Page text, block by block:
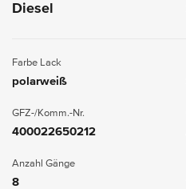
Diesel
Farbe Lack
polarweiß
GFZ-/Komm.-Nr.
400022650212
Anzahl Gänge
8